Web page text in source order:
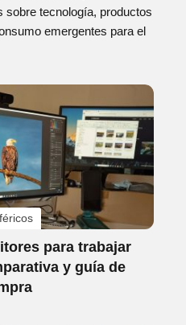
sobre tecnología, productos
emergentes para el
para trabajar
y guía de